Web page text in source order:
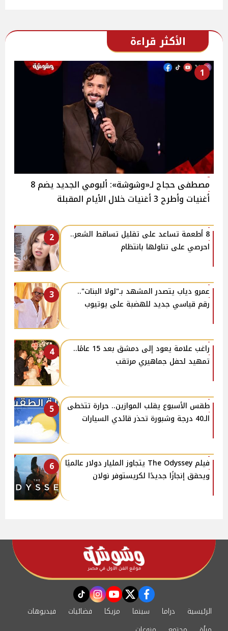
الأكثر قراءة
1
مصطفى حجاج لـ«وشوشة»: ألبومي الجديد يضم 8
أغنيات وأطرح 3 أغنيات خلال الأيام المقبلة
2
8 أطعمة تساعد على تقليل تساقط الشعر..
احرصي على تناولها بانتظام
3
عمرو دياب يتصدر المشهد بـ"لولا البنات"..
رقم قياسي جديد للهضبة على يوتيوب
4
راغب علامة يعود إلى دمشق بعد 15 عامًا..
تمهيد لحفل جماهيري مرتقب
5
طقس الأسبوع يقلب الموازين.. حرارة تتخطى
الـ40 درجة وشبورة تحذر قائدي السيارات
6
فيلم The Odyssey يتجاوز المليار دولار عالميًا
ويحقق إنجازًا جديدًا لكريستوفر نولان
facebook
twitter
youtube
instagram
tiktok
الرئيسية دراما سينما مزيكا فضائيات
فيديوهات